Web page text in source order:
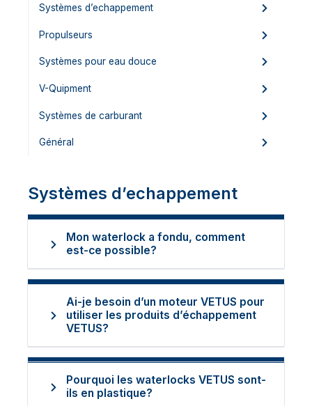
Systèmes d’echappement
Propulseurs
Systèmes pour eau douce
V-Quipment
Systèmes de carburant
Général
Systèmes d’echappement
Mon waterlock a fondu, comment
est-ce possible?
Ai-je besoin d’un moteur VETUS pour
utiliser les produits d’échappement
VETUS?
Pourquoi les waterlocks VETUS sont-
ils en plastique?